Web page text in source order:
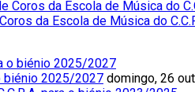
da Escola de Música do
biénio 2025/2027 domingo, 26